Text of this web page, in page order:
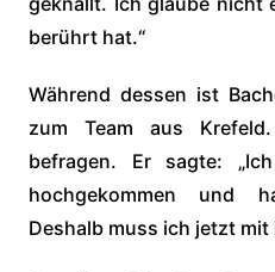
berührt hat.“
Während dessen ist
zum Team aus
befragen. Er sagte:
hochgekommen und
Deshalb muss ich jetzt mit